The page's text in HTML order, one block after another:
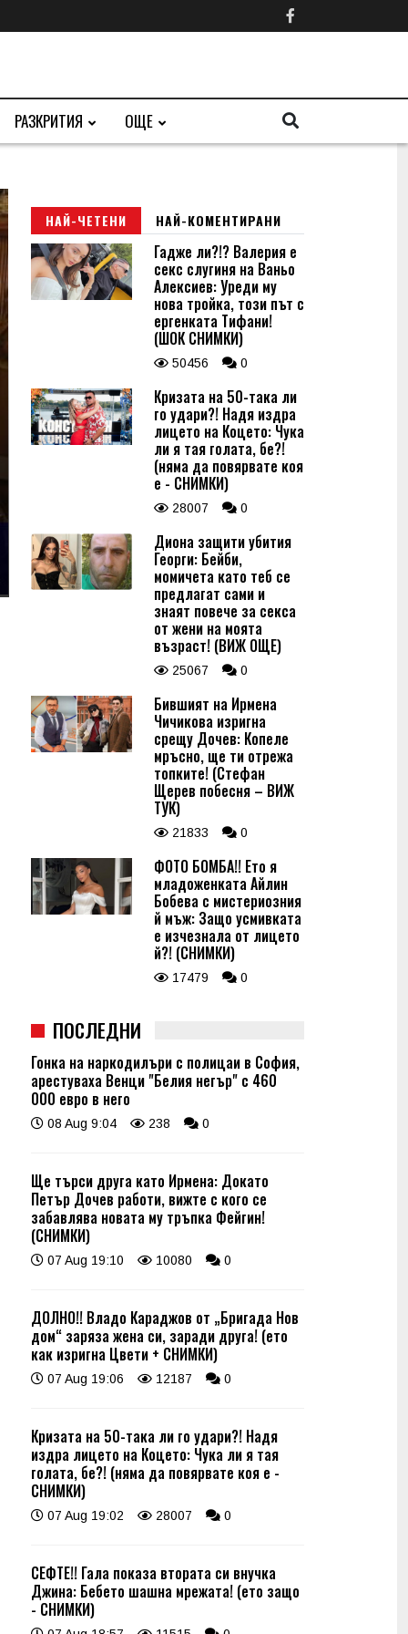
РАЗКРИТИЯ ОЩЕ
НАЙ-ЧЕТЕНИ НАЙ-КОМЕНТИРАНИ
Гадже ли?!? Валерия е
секс слугиня на Ваньо
Алексиев: Уреди му
нова тройка, този път с
ергенката Тифани!
(ШОК СНИМКИ)
50456 0
Кризата на 50-така ли
го удари?! Надя издра
лицето на Коцето: Чука
ли я тая голата, бе?!
(няма да повярвате коя
е - СНИМКИ)
28007 0
Диона защити убития
Георги: Бейби,
момичета като теб се
предлагат сами и
знаят повече за секса
от жени на моята
възраст! (ВИЖ ОЩЕ)
25067 0
Бившият на Ирмена
Чичикова изригна
срещу Дочев: Копеле
мръсно, ще ти отрежа
топките! (Стефан
Щерев побесня – ВИЖ
ТУК)
21833 0
ФОТО БОМБА!! Ето я
младоженката Айлин
Бобева с мистериозния
й мъж: Защо усмивката
е изчезнала от лицето
й?! (СНИМКИ)
17479 0
ПОСЛЕДНИ
Гонка на наркодилъри с полицаи в София,
арестуваха Венци "Белия негър" с 460
000 евро в него
08 Aug 9:04 238 0
Ще търси друга като Ирмена: Докато
Петър Дочев работи, вижте с кого се
забавлява новата му тръпка Фейгин!
(СНИМКИ)
07 Aug 19:10 10080 0
ДОЛНО!! Владо Караджов от „Бригада Нов
дом“ заряза жена си, заради друга! (ето
как изригна Цвети + СНИМКИ)
07 Aug 19:06 12187 0
Кризата на 50-така ли го удари?! Надя
издра лицето на Коцето: Чука ли я тая
голата, бе?! (няма да повярвате коя е -
СНИМКИ)
07 Aug 19:02 28007 0
СЕФТЕ!! Гала показа втората си внучка
Джина: Бебето шашна мрежата! (ето защо
- СНИМКИ)